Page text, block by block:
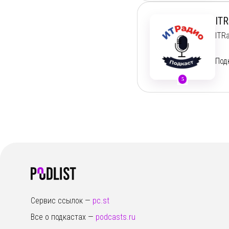
5
Сервис ссылок — pc.st
Все о подкастах — podcasts.ru